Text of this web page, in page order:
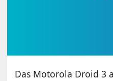
Das Motorola Droid 3